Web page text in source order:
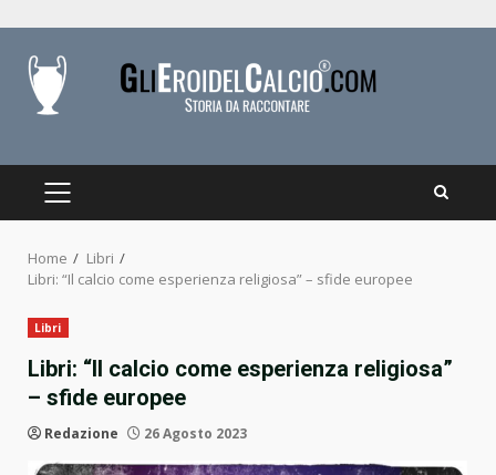
content
PRIMARY
Home
Libri
Libri: “Il calcio come esperienza religiosa” – sfide europee
Libri
Libri: “Il calcio come esperienza religiosa”
– sfide europee
Redazione 26 Agosto 2023